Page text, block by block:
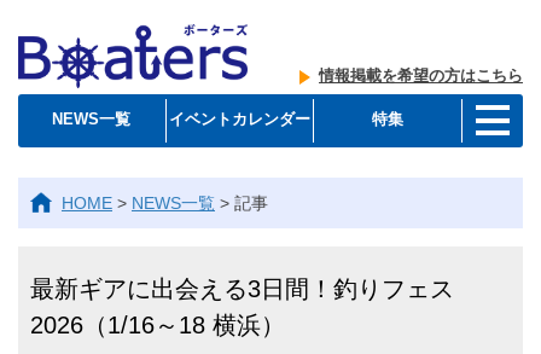
情報掲載を希望の方はこちら
NEWS一覧 イベントカレンダー 特集
HOME > NEWS一覧 > 記事
最新ギアに出会える3日間！釣りフェス
2026（1/16～18 横浜）